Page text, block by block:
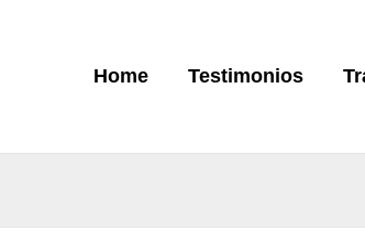
Home Testimonios